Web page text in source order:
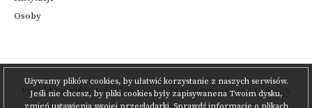
Używamy plików cookies, by ułatwić korzystanie z naszych serwisów.
Jeśli nie chcesz, by pliki cookies były zapisywanena Twoim dysku,
Osoby
ProjektInstytutu Badań Literackich PANiPoznańskiego Centrum